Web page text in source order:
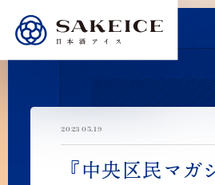
ップ
TOP
SAKEICEとは
2023 05.19
『中央区民マガ